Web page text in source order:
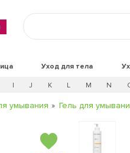
Уход для тела
I J K L M N
умывания Гель для